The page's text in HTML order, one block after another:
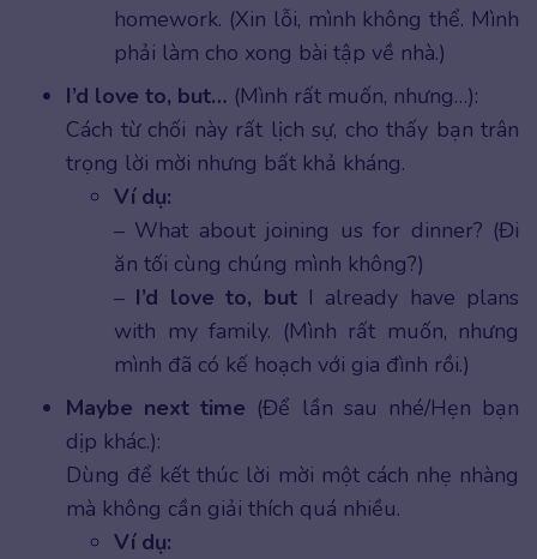
homework. (Xin lỗi, mình không thể. Mình
phải làm cho xong bài tập về nhà.)
I’d love to, but… (Mình rất muốn, nhưng…):
Cách từ chối này rất lịch sự, cho thấy bạn trân
trọng lời mời nhưng bất khả kháng.
Ví dụ:
– What about joining us for dinner? (Đi
ăn tối cùng chúng mình không?)
– I’d love to, butI already have plans
with my family. (Mình rất muốn, nhưng
mình đã có kế hoạch với gia đình rồi.)
Maybe next time (Để lần sau nhé/Hẹn bạn
dịp khác.):
Dùng để kết thúc lời mời một cách nhẹ nhàng
mà không cần giải thích quá nhiều.
Ví dụ: